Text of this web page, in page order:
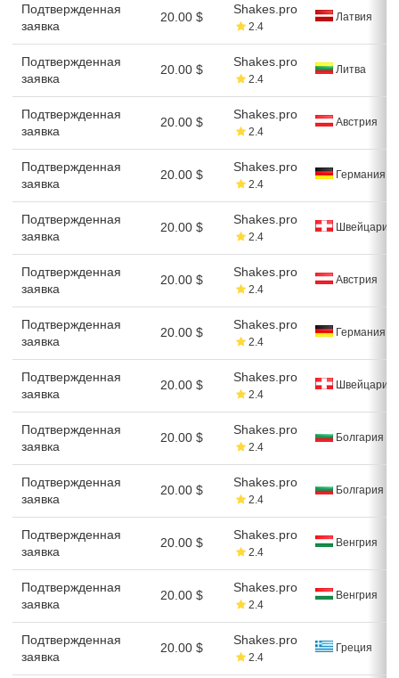
Подтвержденная
заявка
20.00 $
Shakes.pro
2.4
Латвия
Подтвержденная
заявка
20.00 $
Shakes.pro
2.4
Литва
Подтвержденная
заявка
20.00 $
Shakes.pro
2.4
Австрия
Подтвержденная
заявка
20.00 $
Shakes.pro
2.4
Германия
Подтвержденная
заявка
20.00 $
Shakes.pro
2.4
Швейцария
Подтвержденная
заявка
20.00 $
Shakes.pro
2.4
Австрия
Подтвержденная
заявка
20.00 $
Shakes.pro
2.4
Германия
Подтвержденная
заявка
20.00 $
Shakes.pro
2.4
Швейцария
Подтвержденная
заявка
20.00 $
Shakes.pro
2.4
Болгария
Подтвержденная
заявка
20.00 $
Shakes.pro
2.4
Болгария
Подтвержденная
заявка
20.00 $
Shakes.pro
2.4
Венгрия
Подтвержденная
заявка
20.00 $
Shakes.pro
2.4
Венгрия
Подтвержденная
заявка
20.00 $
Shakes.pro
2.4
Греция